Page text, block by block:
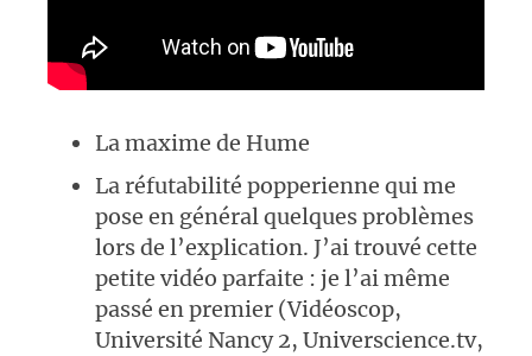
La maxime de Hume
La réfutabilité popperienne qui me
pose en général quelques problèmes
lors de l’explication. J’ai trouvé cette
petite vidéo parfaite : je l’ai même
passé en premier (Vidéoscop,
Université Nancy 2, Universcience.tv,